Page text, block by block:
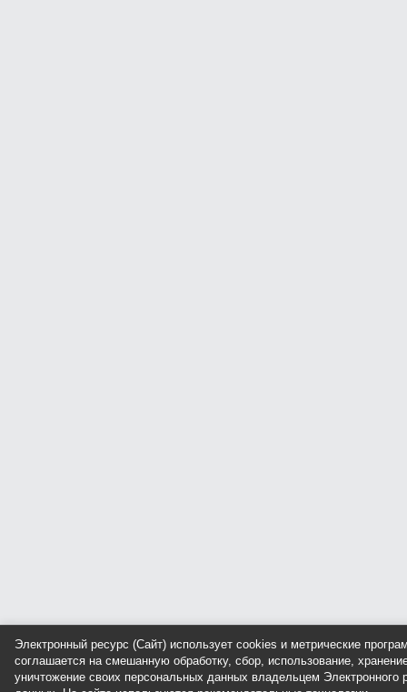
Электронный ресурс (Сайт) использует cookies и метрические
соглашается на смешанную обработку, сбор, использование,
уничтожение своих персональных данных владельцем Электронного